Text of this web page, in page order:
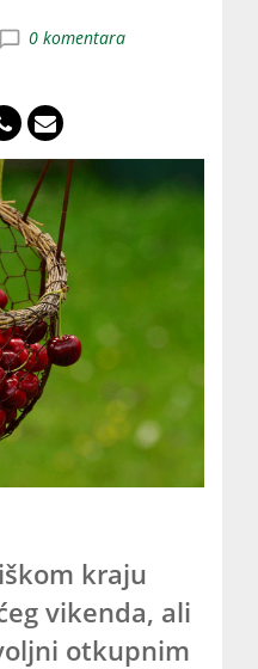
0 komentara
kraju
vikenda, ali
otkupnim